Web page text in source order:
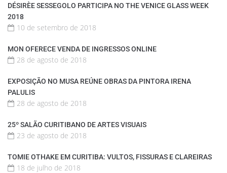
DÉSIRÈE SESSEGOLO PARTICIPA NO THE VENICE GLASS WEEK
2018
10 de setembro de 2018
MON OFERECE VENDA DE INGRESSOS ONLINE
28 de agosto de 2018
EXPOSIÇÃO NO MUSA REÚNE OBRAS DA PINTORA IRENA
PALULIS
28 de agosto de 2018
25º SALÃO CURITIBANO DE ARTES VISUAIS
23 de agosto de 2018
TOMIE OTHAKE EM CURITIBA: VULTOS, FISSURAS E CLAREIRAS
18 de julho de 2018